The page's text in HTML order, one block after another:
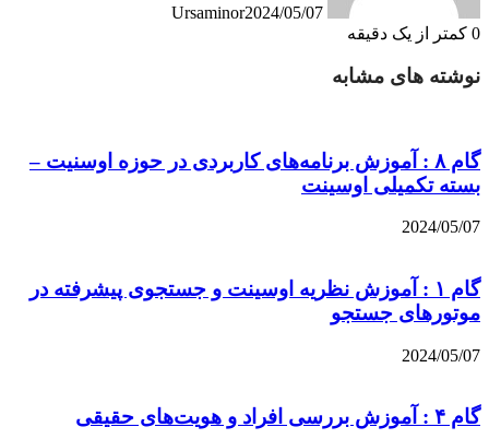
Ursaminor2024/05/07
0 کمتر از یک دقیقه
نوشته های مشابه
گام ۸ : آموزش برنامه‌های کاربردی در حوزه اوسنیت –
بسته تکمیلی اوسینت
2024/05/07
گام ۱ : آموزش نظریه اوسینت و جستجوی پیشرفته در
موتورهای جستجو
2024/05/07
گام ۴ : آموزش بررسی افراد و هویت‌های حقیقی